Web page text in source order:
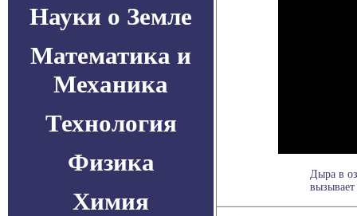
Науки о Земле
Математика и
Механика
Технология
Физика
Химия
Дыра в